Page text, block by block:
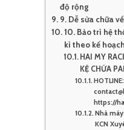
độ rộng
9. Dễ sửa chữa
10. Bảo trì hệ
kì theo kế hoạch
HAI MY
KỆ CHỨA
https://
Nhà
KCN